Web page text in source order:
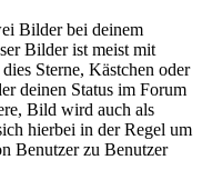
Bilder bei deinem
Bilder ist meist mit
Sterne, Kästchen oder
deinen Status im Forum
Bild wird auch als
hierbei in der Regel um
Benutzer zu Benutzer